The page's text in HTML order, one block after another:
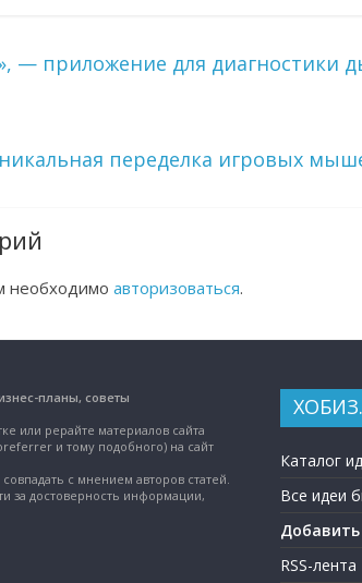
— приложение для диагностики
переделка игровых
необходимо авторизоваться.
планы, советы
или рерайте материалов сайта
и тому подобного) на сайт
с мнением авторов статей.
за достоверность информации,
Каталог
Все идеи
RSS-лента